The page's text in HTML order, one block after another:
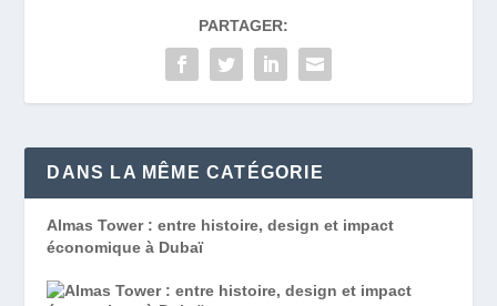
PARTAGER:
DANS LA MÊME CATÉGORIE
Almas Tower : entre histoire, design et impact
économique à Dubaï